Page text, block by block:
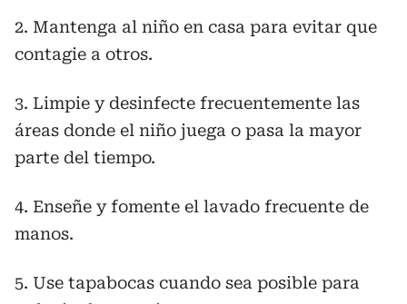
2. Mantenga al niño en casa para evitar que
contagie a otros.
3. Limpie y desinfecte frecuentemente las
áreas donde el niño juega o pasa la mayor
parte del tiempo.
4. Enseñe y fomente el lavado frecuente de
manos.
5. Use tapabocas cuando sea posible para